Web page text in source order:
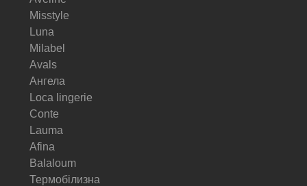
Misstyle
Luna
Milabel
Avals
Ангела
Loca lingerie
Conte
Lauma
Afina
Balaloum
Термобілизна